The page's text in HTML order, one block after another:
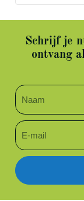
Schrijf je
ontvang